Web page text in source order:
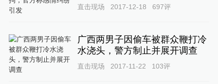
直击现场 2017-12-18 697评
广西两男子因偷车被群众鞭打冷
水浇头，警方制止并展开调查
直击现场 2017-11-22 103评